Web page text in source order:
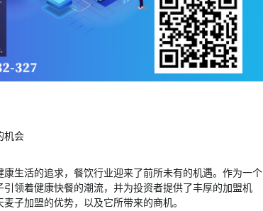
机会
生活的追求，餐饮行业迎来了前所未有的机遇。作为一个
领着健康快餐的潮流，并为投资者提供了丰厚的加盟机
子加盟的优势，以及它所带来的商机。